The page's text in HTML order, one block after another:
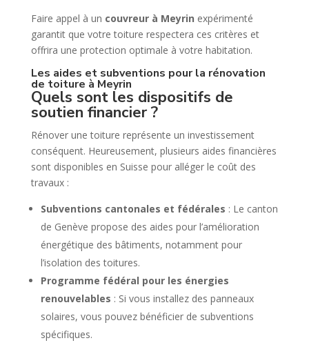
Faire appel à un couvreur à Meyrin expérimenté
garantit que votre toiture respectera ces critères et
offrira une protection optimale à votre habitation.
Les aides et subventions pour la rénovation
de toiture à Meyrin
Quels sont les dispositifs de
soutien financier ?
Rénover une toiture représente un investissement
conséquent. Heureusement, plusieurs aides financières
sont disponibles en Suisse pour alléger le coût des
travaux :
Subventions cantonales et fédérales : Le canton
de Genève propose des aides pour l’amélioration
énergétique des bâtiments, notamment pour
l’isolation des toitures.
Programme fédéral pour les énergies
renouvelables : Si vous installez des panneaux
solaires, vous pouvez bénéficier de subventions
spécifiques.